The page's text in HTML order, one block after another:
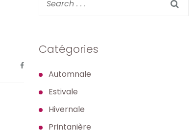
Catégories
Automnale
Estivale
Hivernale
Printanière